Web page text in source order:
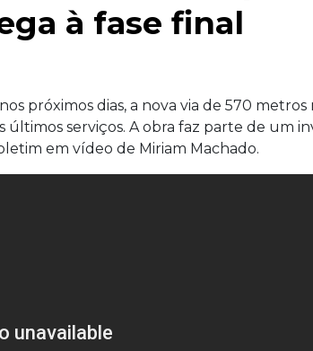
à fase final
próximos dias, a nova via de 570
últimos serviços. A obra faz parte de um
em vídeo de Miriam Machado.